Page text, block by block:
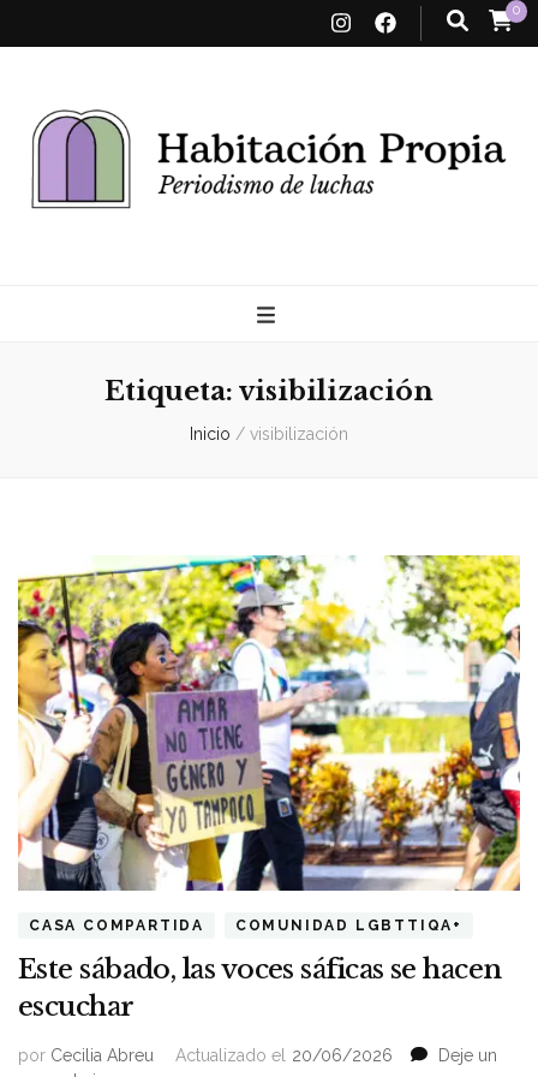
0
Propia
Etiqueta: visibilización
Inicio / visibilización
CASA COMPARTIDA COMUNIDAD LGBTTIQA+
Este sábado, las voces sáficas se hacen
escuchar
por Cecilia Abreu Actualizado el 20/06/2026
Deje un